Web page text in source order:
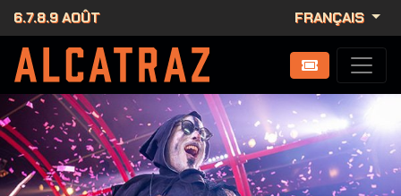
6.7.8.9 AOÛT FRANÇAIS